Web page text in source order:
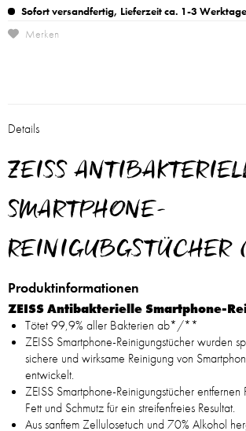
Sofort versandfertig, Lieferzeit ca. 1-3 Werktage
Merken
Details
ZEISS
SMARTPHONE-
REINIGUBGSTÜCHER
Produktinformationen
ZEISS Antibakterielle Smartphone-
Tötet 99,9% aller Bakterien ab*/**
ZEISS Smartphone-Reinigungstücher wurden
sichere und wirksame Reinigung von
entwickelt.
ZEISS Smartphone-Reinigungstücher
Fett und Schmutz für ein streifenfreies Resultat.
Aus sanftem Zellulosetuch und 70% Alkohol